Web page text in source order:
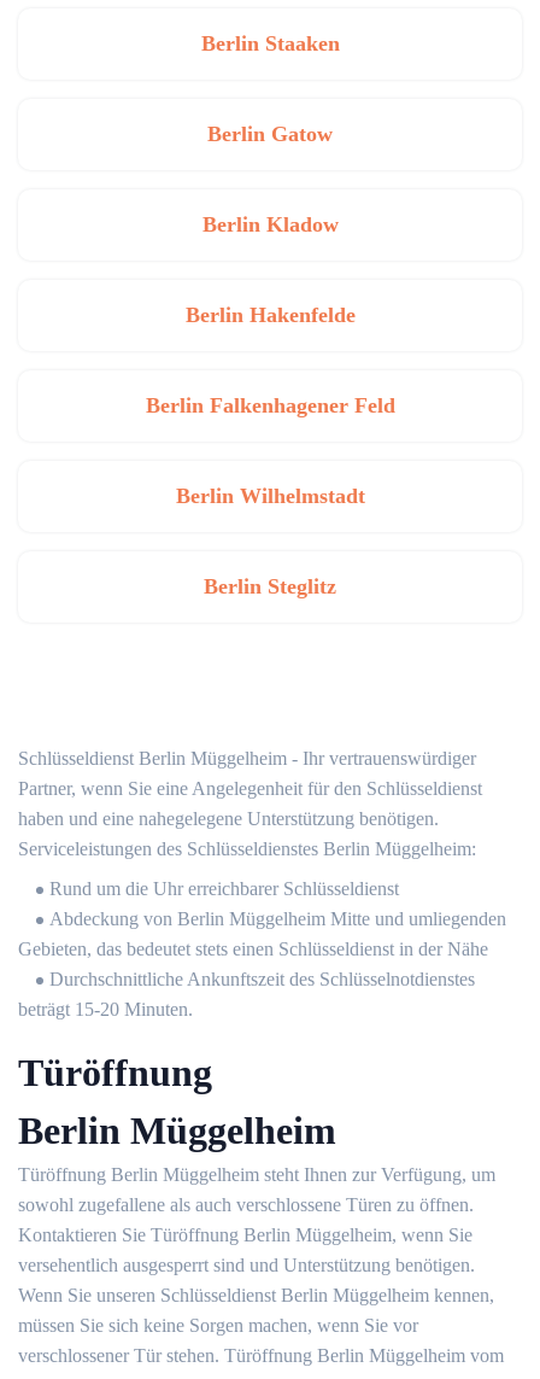
Berlin Staaken
Berlin Gatow
Berlin Kladow
Berlin Hakenfelde
Berlin Falkenhagener Feld
Berlin Wilhelmstadt
Berlin Steglitz
Schlüsseldienst Berlin Müggelheim - Ihr vertrauenswürdiger
Partner, wenn Sie eine Angelegenheit für den Schlüsseldienst
haben und eine nahegelegene Unterstützung benötigen.
Serviceleistungen des Schlüsseldienstes Berlin Müggelheim:
Rund um die Uhr erreichbarer Schlüsseldienst
Abdeckung von Berlin Müggelheim Mitte und umliegenden
Gebieten, das bedeutet stets einen Schlüsseldienst in der Nähe
Durchschnittliche Ankunftszeit des Schlüsselnotdienstes
beträgt 15-20 Minuten.
Türöffnung
Berlin Müggelheim
Türöffnung Berlin Müggelheim steht Ihnen zur Verfügung, um
sowohl zugefallene als auch verschlossene Türen zu öffnen.
Kontaktieren Sie Türöffnung Berlin Müggelheim, wenn Sie
versehentlich ausgesperrt sind und Unterstützung benötigen.
Wenn Sie unseren Schlüsseldienst Berlin Müggelheim kennen,
müssen Sie sich keine Sorgen machen, wenn Sie vor
verschlossener Tür stehen. Türöffnung Berlin Müggelheim vom